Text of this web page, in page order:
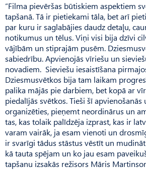
“Filma pievēršas būtiskiem aspektiem
tapšanā. Tā ir pietiekami tāla, bet arī
par kuru ir saglabājies daudz detaļu,
notikumus un tēlus. Viņi visi bija dzīvi
vājībām un stiprajām pusēm.
sabiedrību. Apvienojās vīriešu un
novadiem. Sieviešu iesaistīšana
Dziesmusvētkos bija tam laikam
palika mājās pie darbiem, bet kopā ar
piedalījās svētkos. Tieši šī apvienošanās
organizēties, pieņemt neordinārus un
tas, kas tolaik palīdzēja izprast, kas ir
varam vairāk, ja esam vienoti un
ir svarīgi tādus stāstus vēstīt un
kā tauta spējam un ko jau esam
tapšanu izsakās režisors Mā­ris